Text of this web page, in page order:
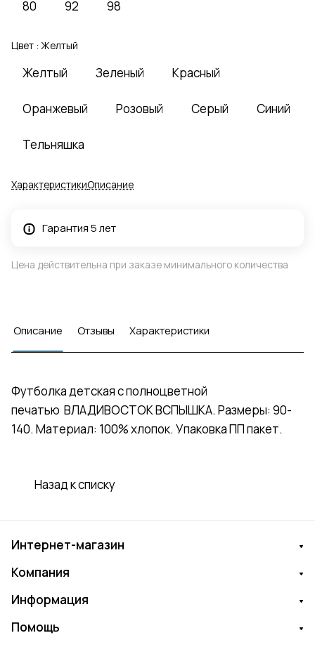
80 92 98
Цвет : Желтый
Желтый Зеленый Красный
Оранжевый Розовый Серый Синий
Тельняшка
ХарактеристикиОписание
Гарантия 5 лет
Цена действительна при заказе минимального количества
Описание Отзывы Характеристики
Футболка детская с полноцветной
печатью ВЛАДИВОСТОК ВСПЫШКА. Размеры: 90-
140. Материал: 100% хлопок. Упаковка ПП пакет.
Назад к списку
Интернет-магазин
Компания
Информация
Помощь